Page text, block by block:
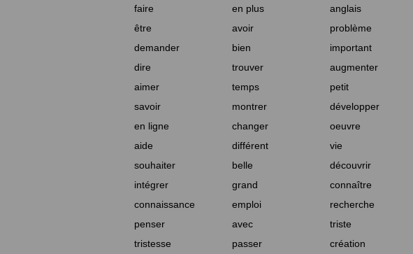
faire en plus anglais
être
avoir problème
demander
bien important
dire
trouver augmenter
aimer
temps petit
savoir
montrer développer
en ligne
changer oeuvre
aide
différent vie
souhaiter
belle découvrir
intégrer
grand connaître
connaissance
emploi recherche
penser
avec triste
tristesse
passer création